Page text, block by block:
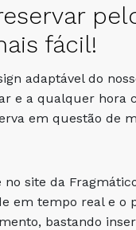
fácil!
adaptável do
e a qualquer hora
em questão de
no site da
em tempo real e o
bastando